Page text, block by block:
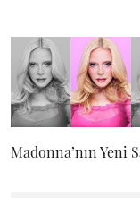
Madonna’nın Yeni